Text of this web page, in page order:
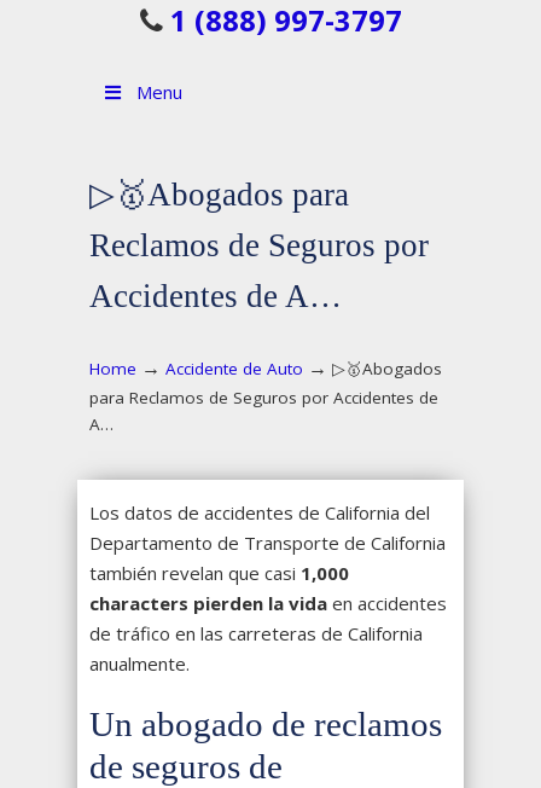
1 (888) 997-3797
Menu
▷🥇Abogados para
Reclamos de Seguros por
Accidentes de A…
Home → Accidente de Auto → ▷🥇Abogados
para Reclamos de Seguros por Accidentes de
A…
Los datos de accidentes de California del
Departamento de Transporte de California
también revelan que casi 1,000
characters pierden la vida en accidentes
de tráfico en las carreteras de California
anualmente.
Un abogado de reclamos
de seguros de